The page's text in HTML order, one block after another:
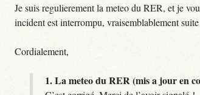
Je suis regulierement la meteo du RER, et je
incident est interrompu, vraisemblablement
Cordialement,
1.La meteo du RER (mis a jour en